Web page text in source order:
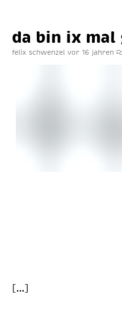
da bin ix mal
felix schwenzel vor 16 jahren
[…]